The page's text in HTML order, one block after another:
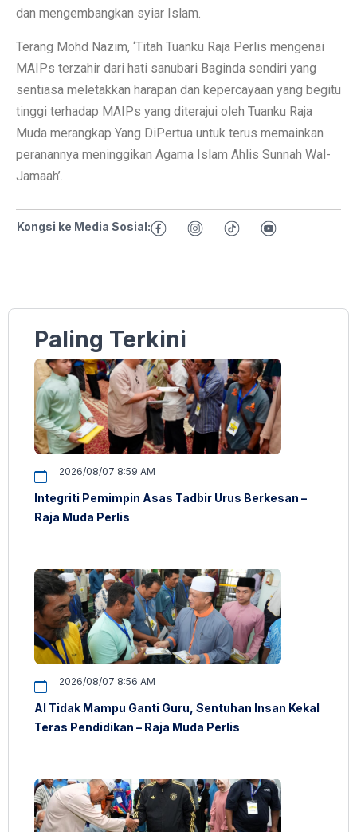
dan mengembangkan syiar Islam.
Terang Mohd Nazim, ‘Titah Tuanku Raja Perlis mengenai
MAIPs terzahir dari hati sanubari Baginda sendiri yang
sentiasa meletakkan harapan dan kepercayaan yang begitu
tinggi terhadap MAIPs yang diterajui oleh Tuanku Raja
Muda merangkap Yang DiPertua untuk terus memainkan
peranannya meninggikan Agama Islam Ahlis Sunnah Wal-
Jamaah’.
Kongsi ke Media Sosial:
Paling Terkini
2026/08/07 8:59 AM
Integriti Pemimpin Asas Tadbir Urus Berkesan –
Raja Muda Perlis
2026/08/07 8:56 AM
AI Tidak Mampu Ganti Guru, Sentuhan Insan Kekal
Teras Pendidikan – Raja Muda Perlis